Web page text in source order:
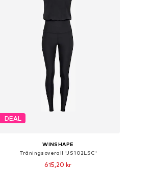
DEAL
WINSHAPE
Träningsoverall 'JS102LSC'
615,20 kr